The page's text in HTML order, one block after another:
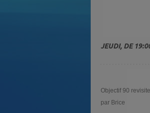
JEUDI, DE
Objectif 90
par Brice